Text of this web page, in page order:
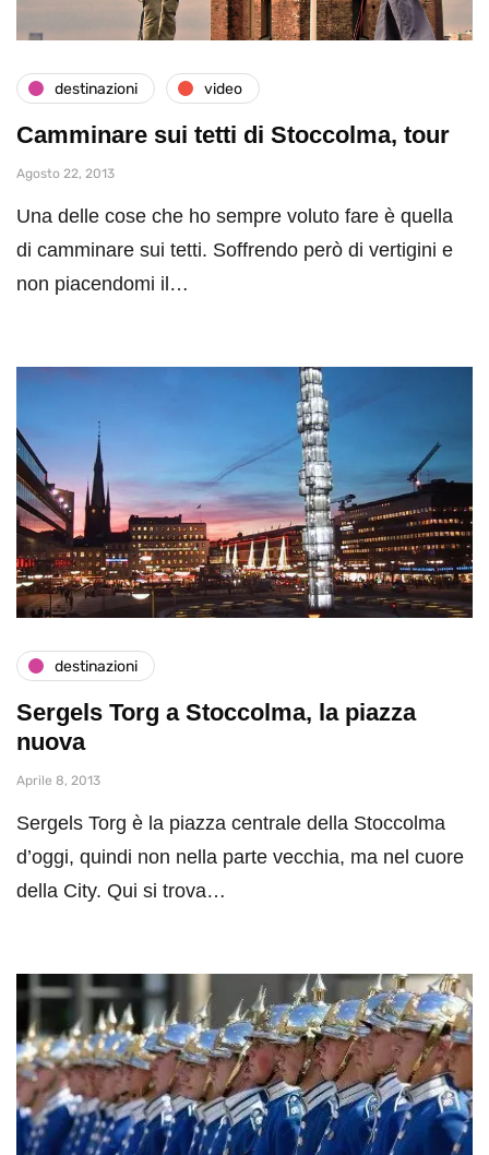
destinazioni video
Camminare sui tetti di Stoccolma, tour
Agosto 22, 2013
Una delle cose che ho sempre voluto fare è quella
di camminare sui tetti. Soffrendo però di vertigini e
non piacendomi il…
destinazioni
Sergels Torg a Stoccolma, la piazza
nuova
Aprile 8, 2013
Sergels Torg è la piazza centrale della Stoccolma
d’oggi, quindi non nella parte vecchia, ma nel cuore
della City. Qui si trova…